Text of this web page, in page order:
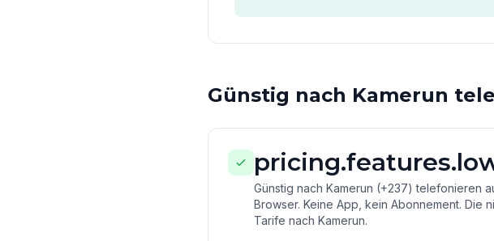
Günstig nach Kamerun
Günstig nach Kamerun (+237) telefonieren
Browser. Keine App, kein Abonnement. Die
Tarife nach Kamerun.